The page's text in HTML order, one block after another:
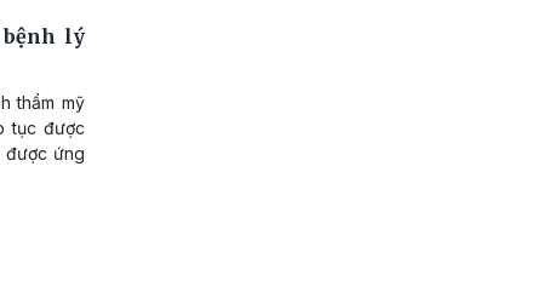
lý
thẩm mỹ
tục được
được ứng